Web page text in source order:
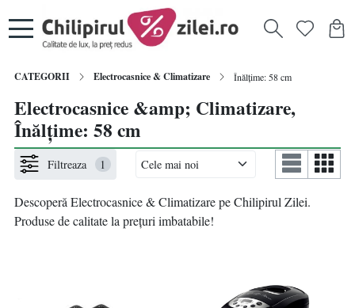
CATEGORII Electrocasnice & Climatizare Înălțime: 58 cm
Electrocasnice &amp; Climatizare,
Înălțime: 58 cm
Filtreaza 1
Descoperă Electrocasnice & Climatizare pe Chilipirul Zilei.
Produse de calitate la prețuri imbatabile!